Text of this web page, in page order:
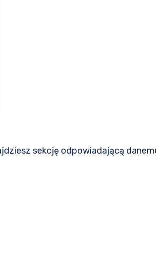
sekcję odpowiadającą